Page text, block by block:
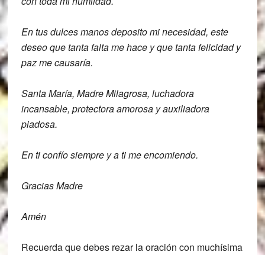
En tus dulces manos deposito minecesidad, este
deseo que tanta falta mehace y que tanta felicidad y
paz mecausaría.
Santa María, Madre Milagrosa, luchadora
incansable, protectora amorosa yauxiliadora
piadosa.
En ti confío siempre y a ti me encomiendo.
Gracias Madre
Amén
Recuerda que debes rezar la oración con muchísima